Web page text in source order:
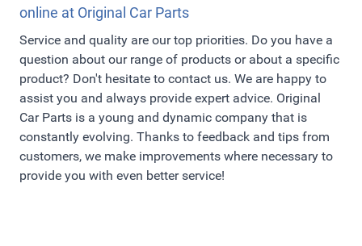
de ontwikkeling van hun producten. Alle Irmscher
onderdelen zijn TUV gekeurd en zijn gemaakt van de
hoogste kwaliteit! De accessoires van Irmscher zijn ook
altijd 100% passend! De onderdelen van Irmscher zijn
een toegevoegde waarde voor je Opel Agila. Nog een
voordeel is dat de Irmscher spoiler onderdelen van ABS
zijn gemaakt en in primer worden geleverd. Hierdoor zijn
ze direct klaar om gespoten te worden.
online at Original Car Parts
Service and quality are our top priorities. Do you have a
question about our range of products or about a specific
product? Don't hesitate to contact us. We are happy to
assist you and always provide expert advice. Original
Car Parts is a young and dynamic company that is
constantly evolving. Thanks to feedback and tips from
customers, we make improvements where necessary to
provide you with even better service!